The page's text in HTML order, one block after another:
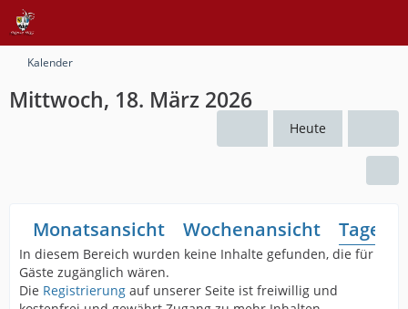
Kalender
Mittwoch, 18. März 2026
Heute
Monatsansicht Wochenansicht
In diesem Bereich wurden keine Inhalte gefunden, die für
Gäste zugänglich wären.
Die Registrierung auf unserer Seite ist freiwillig und